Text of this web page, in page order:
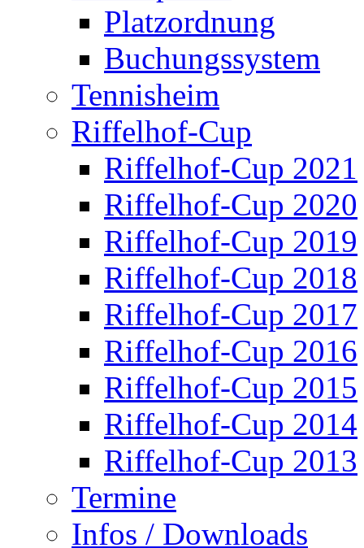
Platzordnung
Buchungssystem
Tennisheim
Riffelhof-Cup
Riffelhof-Cup 2021
Riffelhof-Cup 2020
Riffelhof-Cup 2019
Riffelhof-Cup 2018
Riffelhof-Cup 2017
Riffelhof-Cup 2016
Riffelhof-Cup 2015
Riffelhof-Cup 2014
Riffelhof-Cup 2013
Termine
Infos / Downloads